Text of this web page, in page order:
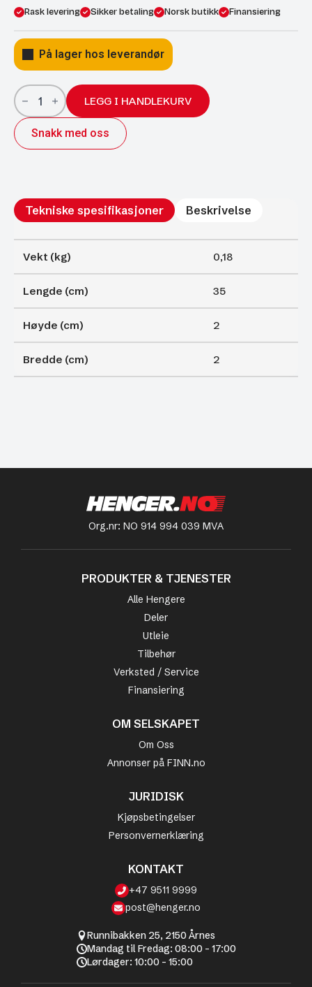
Rask levering Sikker betaling Norsk butikk Finansiering
På lager hos leverandør
Gassfjærer
Arctic
18/8;
350/150
400N
antall
LEGG I HANDLEKURV
Snakk med oss
Tekniske spesifikasjoner Beskrivelse
Vekt (kg) 0,18
Lengde (cm) 35
Høyde (cm) 2
Bredde (cm) 2
Org.nr: NO 914 994 039 MVA
PRODUKTER & TJENESTER
Alle Hengere
Deler
Utleie
Tilbehør
Verksted / Service
Finansiering
OM SELSKAPET
Om Oss
Annonser på FINN.no
JURIDISK
Kjøpsbetingelser
Personvernerklæring
KONTAKT
+47 9511 9999
post@henger.no
Runnibakken 25, 2150 Årnes
Mandag til Fredag: 08:00 - 17:00
Lørdager: 10:00 - 15:00